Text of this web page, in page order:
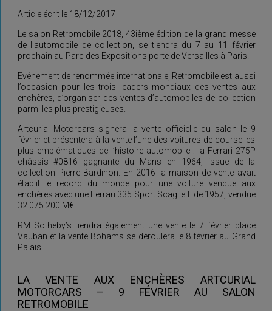
Article écrit le 18/12/2017
Le salon Retromobile 2018, 43ième édition de la grand messe
de l’automobile de collection, se tiendra du 7 au 11 février
prochain au Parc des Expositions porte de Versailles à Paris.
Evénement de renommée internationale, Retromobile est aussi
l’occasion pour les trois leaders mondiaux des ventes aux
enchères, d’organiser des ventes d’automobiles de collection
parmi les plus prestigieuses.
Artcurial Motorcars signera la vente officielle du salon le 9
février et présentera à la vente l’une des voitures de course les
plus emblématiques de l’histoire automobile : la Ferrari 275P
châssis #0816 gagnante du Mans en 1964, issue de la
collection Pierre Bardinon. En 2016 la maison de vente avait
établit le record du monde pour une voiture vendue aux
enchères avec une Ferrari 335 Sport Scaglietti de 1957, vendue
32 075 200 M€.
RM Sotheby’s tiendra également une vente le 7 février place
Vauban et la vente Bohams se déroulera le 8 février au Grand
Palais.
LA VENTE AUX ENCHÈRES ARTCURIAL
MOTORCARS – 9 FÉVRIER AU SALON
RETROMOBILE